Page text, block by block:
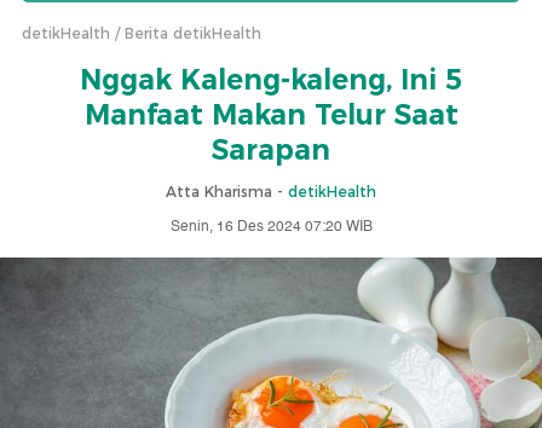
detikHealth Berita detikHealth
Nggak Kaleng-kaleng, Ini 5
Manfaat Makan Telur Saat
Sarapan
Atta Kharisma - detikHealth
Senin, 16 Des 2024 07:20 WIB